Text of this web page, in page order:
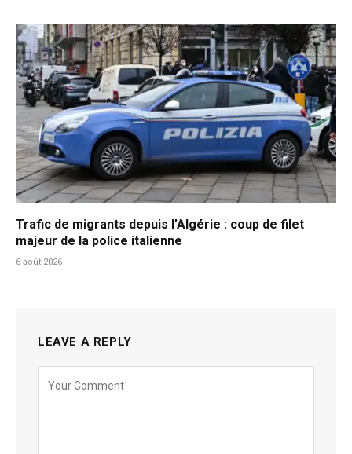
Trafic de migrants depuis l’Algérie : coup de filet
majeur de la police italienne
6 août 2026
LEAVE A REPLY